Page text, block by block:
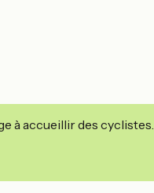
à accueillir des cyclistes.